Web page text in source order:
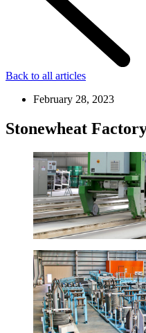
Back to all articles
February 28, 2023
Stonewheat